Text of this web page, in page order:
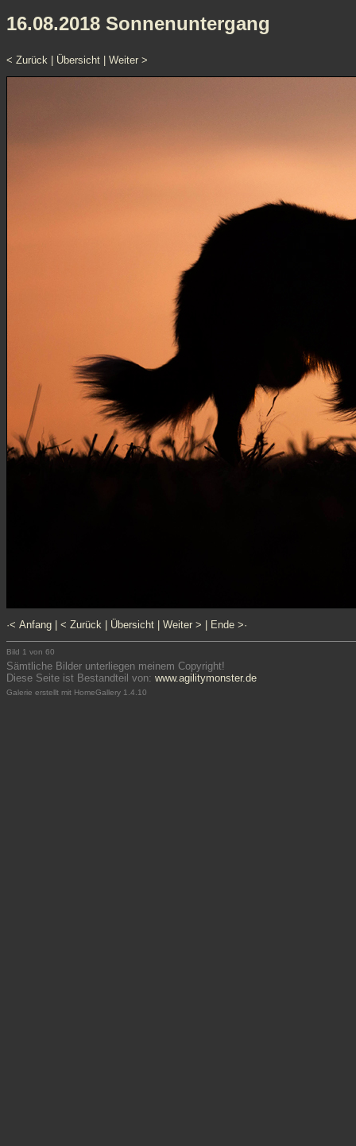
16.08.2018 Sonnenuntergang
< Zurück Übersicht Weiter >
·< Anfang < Zurück Übersicht Weiter > Ende >·
Bild 1 von 60
Sämtliche Bilder unterliegen meinem Copyright!
Diese Seite ist Bestandteil von: www.agilitymonster.de
Galerie erstellt mit HomeGallery 1.4.10